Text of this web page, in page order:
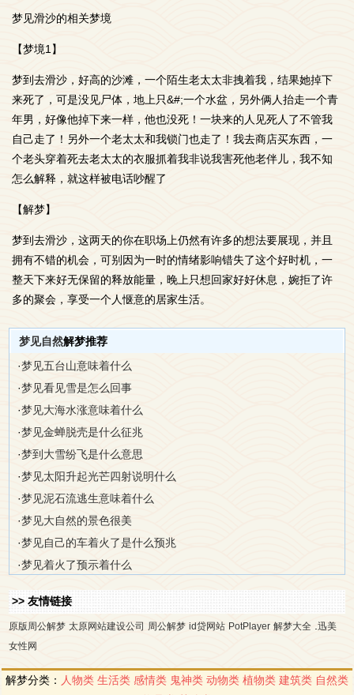
梦见滑沙的相关梦境
【梦境1】
梦到去滑沙，好高的沙滩，一个陌生老太太非拽着我，结果她掉下
来死了，可是没见尸体，地上只&#;一个水盆，另外俩人抬走一个青
年男，好像他掉下来一样，他也没死！一块来的人见死人了不管我
自己走了！另外一个老太太和我锁门也走了！我去商店买东西，一
个老头穿着死去老太太的衣服抓着我非说我害死他老伴儿，我不知
怎么解释，就这样被电话吵醒了
【解梦】
梦到去滑沙，这两天的你在职场上仍然有许多的想法要展现，并且
拥有不错的机会，可别因为一时的情绪影响错失了这个好时机，一
整天下来好无保留的释放能量，晚上只想回家好好休息，婉拒了许
多的聚会，享受一个人惬意的居家生活。
梦见自然解梦推荐
·梦见五台山意味着什么
·梦见看见雪是怎么回事
·梦见大海水涨意味着什么
·梦见金蝉脱壳是什么征兆
·梦到大雪纷飞是什么意思
·梦见太阳升起光芒四射说明什么
·梦见泥石流逃生意味着什么
·梦见大自然的景色很美
·梦见自己的车着火了是什么预兆
·梦见着火了预示着什么
>> 友情链接
原版周公解梦 太原网站建设公司 周公解梦 id贷网站 PotPlayer 解梦大全
迅美
女性网
解梦分类： 人物类 生活类 感情类 鬼神类 动物类 植物类 建筑类 自然类